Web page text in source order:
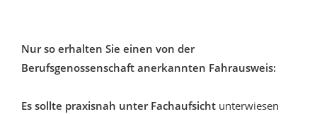
Nur so erhalten Sie einen von der
Berufsgenossenschaft anerkannten Fahrausweis:
Es sollte praxisnah unter Fachaufsicht unterwiesen